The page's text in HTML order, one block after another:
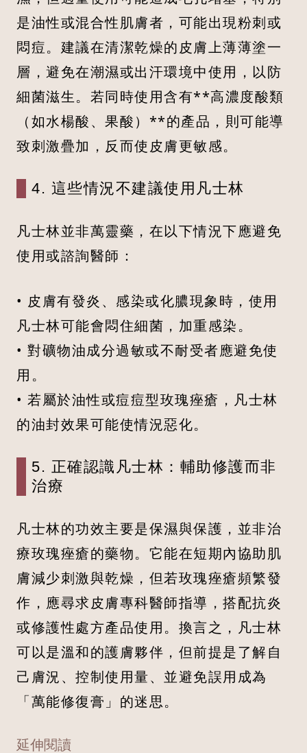
是油性或混合性肌膚者，可能出現粉刺或
悶痘。建議在清潔乾燥的皮膚上薄薄塗一
層，避免在潮濕或出汗環境中使用，以防
細菌滋生。若同時使用含有**高濃度酸類
（如水楊酸、果酸）**的產品，則可能導
致刺激疊加，反而使皮膚更敏感。
4. 這些情況不建議使用凡士林
凡士林並非萬靈藥，在以下情況下應避免
使用或諮詢醫師：
• 皮膚有發炎、感染或化膿現象時，使用
凡士林可能會悶住細菌，加重感染。
• 對礦物油成分過敏或不耐受者應避免使
用。
• 若屬於油性或痘痘型玫瑰痤瘡，凡士林
的油封效果可能使情況惡化。
5. 正確認識凡士林：輔助修護而非
治療
凡士林的功效主要是保濕與保護，並非治
療玫瑰痤瘡的藥物。它能在短期內協助肌
膚減少刺激與乾燥，但若玫瑰痤瘡頻繁發
作，應尋求皮膚專科醫師指導，搭配抗炎
或修護性處方產品使用。換言之，凡士林
可以是溫和的護膚夥伴，但前提是了解自
己膚況、控制使用量、並避免誤用成為
「萬能修復膏」的迷思。
延伸閱讀